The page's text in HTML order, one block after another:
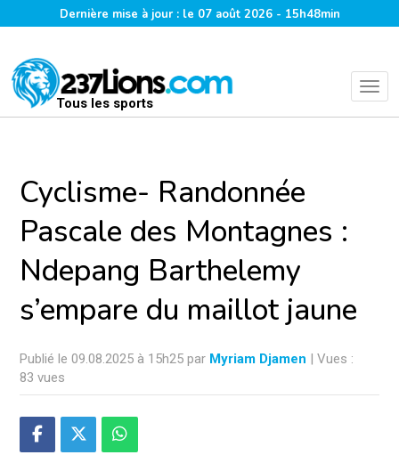
Dernière mise à jour : le 07 août 2026 - 15h48min
Tous les sports
Cyclisme- Randonnée
Pascale des Montagnes :
Ndepang Barthelemy
s’empare du maillot jaune
Publié le 09.08.2025 à 15h25 par Myriam Djamen | Vues :
83 vues